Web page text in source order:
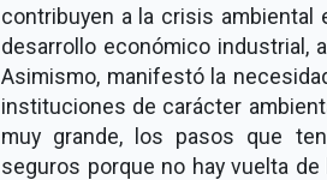
contribuyen a la crisis ambiental
desarrollo económico industrial,
Asimismo, manifestó la
instituciones de carácter
muy grande, los pasos que
seguros porque no hay vuelta